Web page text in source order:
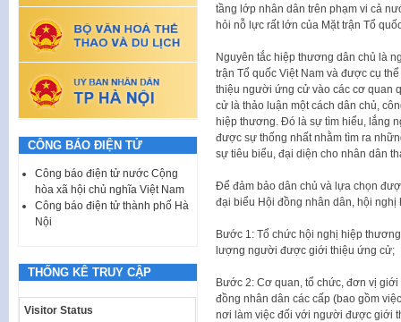
tầng lớp nhân dân trên phạm vi cả
hỏi nỗ lực rất lớn của Mặt trận Tổ
Nguyên tắc hiệp thương dân chủ là
trận Tổ quốc Việt Nam và được cụ
thiệu người ứng cử vào các cơ quan
cử là thảo luận một cách dân chủ,
hiệp thương. Đó là sự tìm hiểu, lắng
được sự thống nhất nhằm tìm ra
sự tiêu biểu, đại diện cho nhân dân
Để đảm bảo dân chủ và lựa chọn
đại biểu Hội đồng nhân dân, hội
Bước 1: Tổ chức hội nghị hiệp
lượng người được giới thiệu ứng cử;
Bước 2: Cơ quan, tổ chức, đơn vị
đồng nhân dân các cấp (bao gồm
nơi làm việc đối với người được giới
CÔNG BÁO ĐIỆN TỬ
Công báo điện tử nước Cộng
hòa xã hội chủ nghĩa Việt Nam
Công báo điện tử thành phố Hà
Nội
THỐNG KÊ TRUY CẬP
Visitor Status